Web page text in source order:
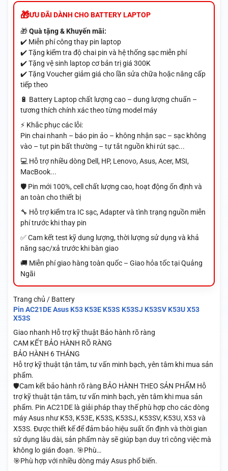
ƯU ĐÃI DÀNH CHO BATTERY LAPTOP
🎁Quà tặng & Khuyến mãi:
✔️ Miễn phí công thay pin laptop
✔️ Tặng kiểm tra độ chai pin và hệ thống sạc miễn phí
✔️ Tặng vệ sinh laptop cơ bản trị giá 300K
✔️ Tặng Voucher giảm giá cho lần sửa chữa hoặc nâng cấp
tiếp theo
🔋 Battery Laptop chất lượng cao – dung lượng chuẩn –
tương thích chính xác theo từng model máy
⚡ Khắc phục các lỗi:
Pin chai nhanh – báo pin ảo – không nhận sạc – sạc không
vào – tụt pin bất thường – tự tắt nguồn khi rút sạc...
💻 Hỗ trợ nhiều dòng Dell, HP, Lenovo, Asus, Acer, MSI,
MacBook...
🛡️ Pin mới 100%, cell chất lượng cao, hoạt động ổn định và
an toàn cho thiết bị
🔧 Hỗ trợ kiểm tra IC sạc, Adapter và tình trạng nguồn miễn
phí trước khi thay pin
✅ Cam kết test kỹ dung lượng, thời lượng sử dụng và khả
năng sạc/xả trước khi bàn giao
🚚 Miễn phí giao hàng toàn quốc – Giao hỏa tốc tại Quảng
Ngãi
Trang chủ / Battery
Pin AC21DE Asus K53 K53E K53S K53SJ K53SV K53U X53
X53S
Giao nhanh Hỗ trợ kỹ thuật Bảo hành rõ ràng
CAM KẾT BẢO HÀNH RÕ RÀNG
BẢO HÀNH 6 THÁNG
Hỗ trợ kỹ thuật tận tâm, tư vấn minh bạch, yên tâm khi mua sản
phẩm.
🛡️Cam kết bảo hành rõ ràng BẢO HÀNH THEO SẢN PHẨM Hỗ
trợ kỹ thuật tận tâm, tư vấn minh bạch, yên tâm khi mua sản
phẩm. Pin AC21DE là giải pháp thay thế phù hợp cho các dòng
máy Asus như K53, K53E, K53S, K53SJ, K53SV, K53U, X53 và
X53S. Được thiết kế để đảm bảo hiệu suất ổn định và thời gian
sử dụng lâu dài, sản phẩm này sẽ giúp bạn duy trì công việc mà
không lo gián đoạn. 🎯Phù…
🎯Phù hợp với nhiều dòng máy Asus phổ biến.